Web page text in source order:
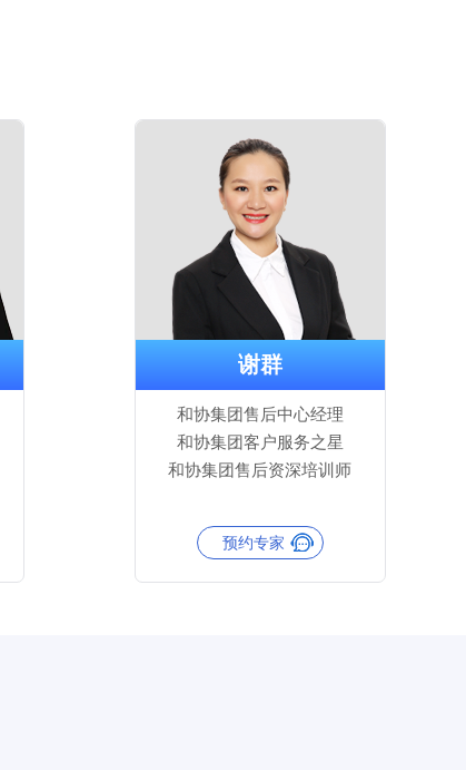
谢群
和协集团售后中心经理
和协集团客户服务之星
和协集团售后资深培训师
预约专家